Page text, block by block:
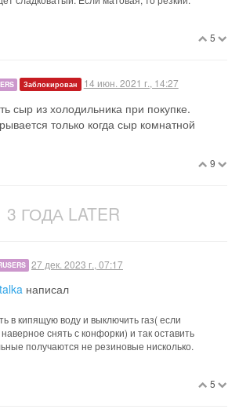
5
Заблокирован 14 июн. 2021 г., 14:27
сыр из холодильника при покупке.
только когда сыр комнатной
9
3 ГОДА LATER
27 дек. 2023 г., 07:17
написал
в кипящую воду и выключить газ( если
снять с конфорки) и так оставить
получаются не резиновые нисколько.
5